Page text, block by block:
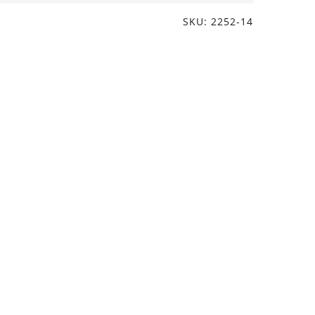
SKU: 2252-14